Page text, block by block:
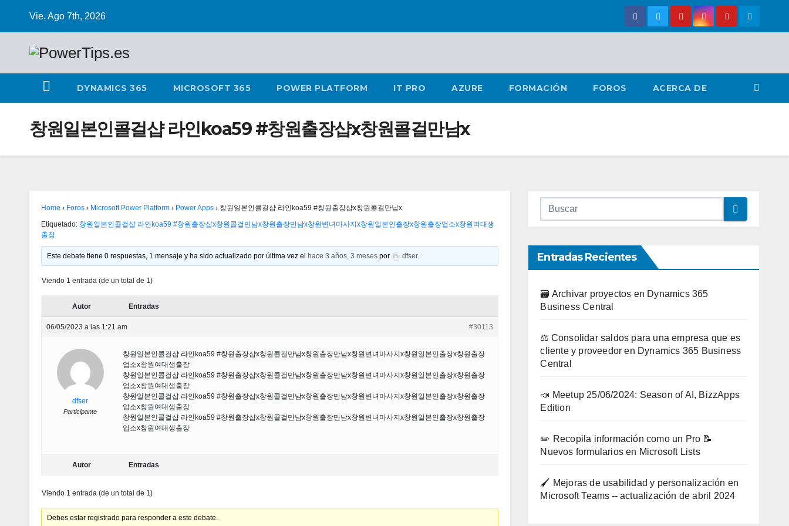
Vie. Ago 7th, 2026
DYNAMICS 365 MICROSOFT 365 POWER PLATFORM IT PRO AZURE FORMACIÓN FOROS ACERCA DE
창원일본인콜걸샵 라인koa59 #창원출장샵х창원콜걸만남х
Home › Foros › Microsoft Power Platform › Power Apps › 창원일본인콜걸샵 라인koa59 #창원출장샵х창원콜걸만남х
Etiquetado: 창원일본인콜걸샵 라인koa59 #창원출장샵х창원콜걸만남х창원출장만남х창원변녀마사지х창원일본인출장х창원출장업소х창원여대생
출장
Este debate tiene 0 respuestas, 1 mensaje y ha sido actualizado por última vez el hace 3 años, 3 meses por dfser.
Viendo 1 entrada (de un total de 1)
Autor Entradas
06/05/2023 a las 1:21 am #30113
dfser
Participante
창원일본인콜걸샵 라인koa59 #창원출장샵х창원콜걸만남х창원출장만남х창원변녀마사지х창원일본인출장х창원출장
업소х창원여대생출장
창원일본인콜걸샵 라인koa59 #창원출장샵х창원콜걸만남х창원출장만남х창원변녀마사지х창원일본인출장х창원출장
업소х창원여대생출장
창원일본인콜걸샵 라인koa59 #창원출장샵х창원콜걸만남х창원출장만남х창원변녀마사지х창원일본인출장х창원출장
업소х창원여대생출장
창원일본인콜걸샵 라인koa59 #창원출장샵х창원콜걸만남х창원출장만남х창원변녀마사지х창원일본인출장х창원출장
업소х창원여대생출장
Autor Entradas
Viendo 1 entrada (de un total de 1)
Debes estar registrado para responder a este debate.
Entradas Recientes
🗃️ Archivar proyectos en Dynamics 365
Business Central
⚖️ Consolidar saldos para una empresa que es
cliente y proveedor en Dynamics 365 Business
Central
📣 Meetup 25/06/2024: Season of AI, BizzApps
Edition
✏️ Recopila información como un Pro 📝
Nuevos formularios en Microsoft Lists
🖌️ Mejoras de usabilidad y personalización en
Microsoft Teams – actualización de abril 2024